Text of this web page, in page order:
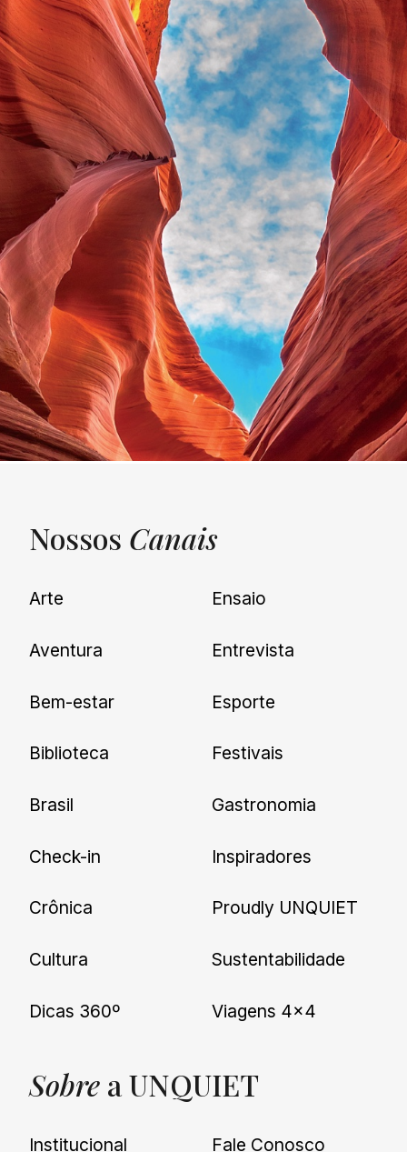
UNQUIET
Newsletter
nossas novidades.
Nossos Canais
Arte
Aventura
Bem-estar
Biblioteca
Brasil
Check-in
Crônica
Cultura
Dicas 360º
Ensaio
Entrevista
Esporte
Festivais
Gastronomia
Inspiradores
Proudly UNQUIET
Sustentabilidade
Viagens 4×4
Sobre a UNQUIET
Institucional Fale Conosco